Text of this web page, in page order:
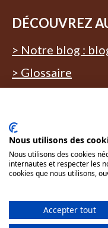
Nous utilisons des
Nous utilisons des cookies
internautes et respecter les
cookies que nous utilisons,
Accepter tout
DÉCOUVREZ
> Notre blog :
> Glossaire
Tous nos lieux
personnes à
sanitaires
Copyright ©
Bon Secours -